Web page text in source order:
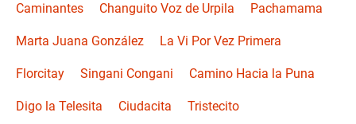
Caminantes Changuito Voz de Urpila Pachamama
Marta Juana González La Vi Por Vez Primera
Florcitay Singani Congani Camino Hacia la Puna
Digo la Telesita Ciudacita Tristecito